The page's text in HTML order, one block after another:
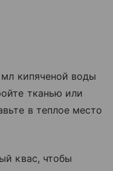
кипяченой воды
тканью или
в теплое место
квас, чтобы